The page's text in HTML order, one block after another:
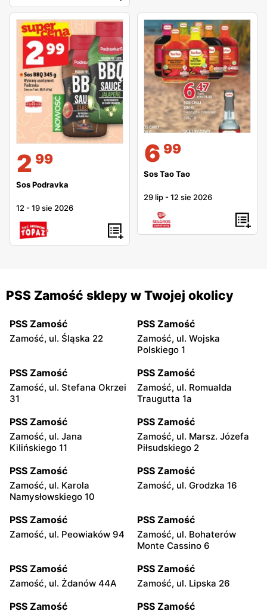
2 99
Sos Podravka
12 -19 sie 2026
6 99
Sos Tao Tao
29 lip -12 sie 2026
PSS Zamość sklepy w Twojej okolicy
PSS Zamość
Zamość, ul. Śląska 22
PSS Zamość
Zamość, ul. Wojska
Polskiego 1
PSS Zamość
Zamość, ul. Stefana Okrzei
31
PSS Zamość
Zamość, ul. Romualda
Traugutta 1a
PSS Zamość
Zamość, ul. Jana
Kilińskiego 11
PSS Zamość
Zamość, ul. Marsz. Józefa
Piłsudskiego 2
PSS Zamość
Zamość, ul. Karola
Namysłowskiego 10
PSS Zamość
Zamość, ul. Grodzka 16
PSS Zamość
Zamość, ul. Peowiaków 94
PSS Zamość
Zamość, ul. Bohaterów
Monte Cassino 6
PSS Zamość
Zamość, ul. Żdanów 44A
PSS Zamość
Zamość, ul. Lipska 26
PSS Zamość PSS Zamość